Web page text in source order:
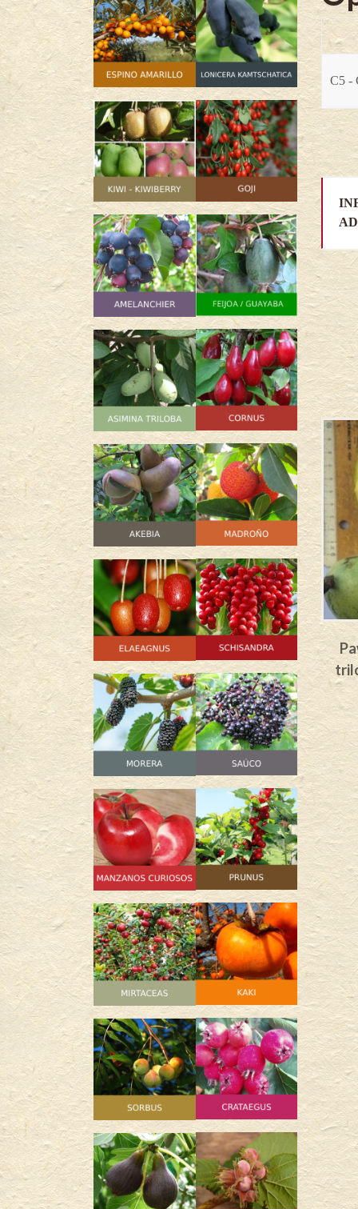
C5 -
Asimina
SIN
Pawpaw Sweet Dream –
Asimina triloba (Variedad
injertada)
33,00€